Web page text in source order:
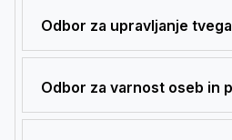
Odbor za upravljanje
Odbor za varnost oseb in